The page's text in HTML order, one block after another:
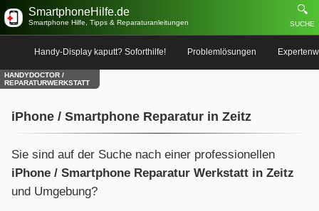
SmartphoneHilfe.de
Smartphone Hilfe, Tipps & Reparaturanleitungen
🔍
SUCHE
Handy-Display kaputt? Soforthilfe! Problemlösungen
HANDYDOCTOR /
REPARATURWERKSTATT
iPhone / Smartphone Reparatur in Zeitz
Sie sind auf der Suche nach einer professionellen
iPhone / Smartphone Reparatur Werkstatt in Zeitz
und Umgebung?